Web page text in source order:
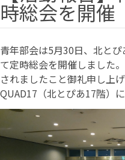
時総会を開催
青年部会は5月30日、北と
て定時総会を開催しました
されましたこと御礼申し上
QUAD17（北とぴあ17階）